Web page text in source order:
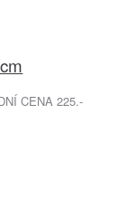
CENA 225.-